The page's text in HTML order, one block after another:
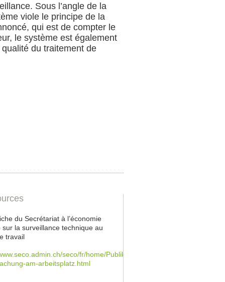
Sous l’angle de la
viole le principe de la
qui est de compter le
le système est également
du traitement de
du Secrétariat à l’économie
sur la surveillance technique au
travail
seco/fr/home/Publikationen_Dienstleistungen/
am-arbeitsplatz.html